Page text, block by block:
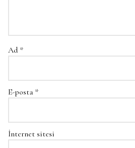
Ad *
E-posta *
İnternet sitesi